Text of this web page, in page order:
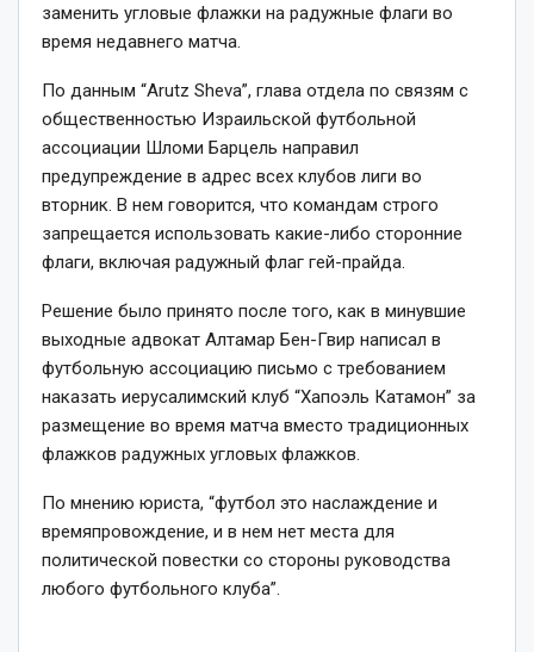
заменить угловые флажки на радужные флаги во
время недавнего матча.
По данным “Arutz Sheva”, глава отдела по связям с
общественностью Израильской футбольной
ассоциации Шломи Барцель направил
предупреждение в адрес всех клубов лиги во
вторник. В нем говорится, что командам строго
запрещается использовать какие-либо сторонние
флаги, включая радужный флаг гей-прайда.
Решение было принято после того, как в минувшие
выходные адвокат Алтамар Бен-Гвир написал в
футбольную ассоциацию письмо с требованием
наказать иерусалимский клуб “Хапоэль Катамон” за
размещение во время матча вместо традиционных
флажков радужных угловых флажков.
По мнению юриста, “футбол это наслаждение и
времяпровождение, и в нем нет места для
политической повестки со стороны руководства
любого футбольного клуба”.